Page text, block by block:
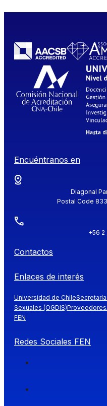
Encuéntranos en
Diagonal
Postal Code
+56 2
Contactos
Enlaces de interés
Universidad de Chile
Sexuales (OGDIS)
FEN
Redes Sociales FEN